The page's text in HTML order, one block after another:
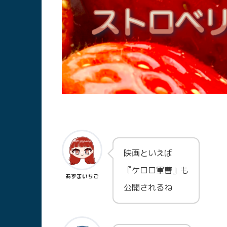
あずまいちご
映画といえば
『ケロロ軍曹』も
公開されるね